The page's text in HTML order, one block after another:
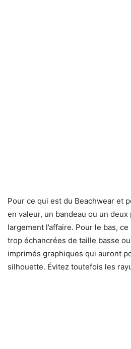
Pour ce qui est du Beachwear et
en valeur, un bandeau ou un
largement l’affaire. Pour le bas,
trop échancrées de taille basse
imprimés graphiques qui auront
silhouette. Évitez toutefois les